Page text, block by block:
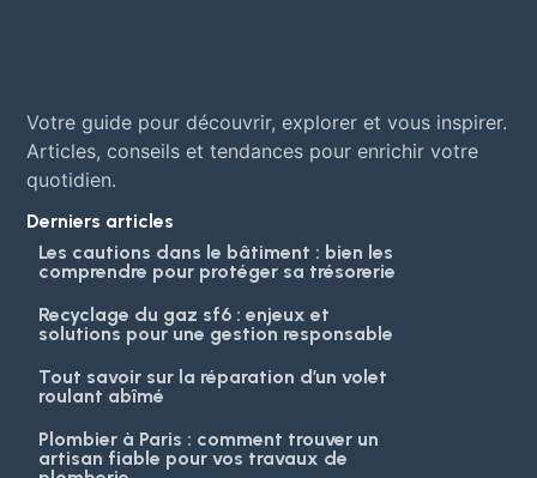
Votre guide pour découvrir, explorer et vous inspirer.
Articles, conseils et tendances pour enrichir votre
quotidien.
Derniers articles
Les cautions dans le bâtiment : bien les
comprendre pour protéger sa trésorerie
Recyclage du gaz sf6 : enjeux et
solutions pour une gestion responsable
Tout savoir sur la réparation d’un volet
roulant abîmé
Plombier à Paris : comment trouver un
artisan fiable pour vos travaux de